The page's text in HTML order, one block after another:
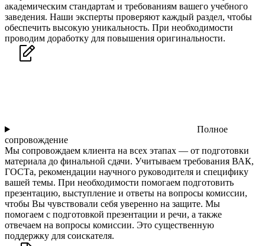
академическим стандартам и требованиям вашего учебного
заведения. Наши эксперты проверяют каждый раздел, чтобы
обеспечить высокую уникальность. При необходимости
проводим доработку для повышения оригинальности.
Полное
сопровождение
Мы сопровождаем клиента на всех этапах — от подготовки
материала до финальной сдачи. Учитываем требования ВАК,
ГОСТа, рекомендации научного руководителя и специфику
вашей темы. При необходимости помогаем подготовить
презентацию, выступление и ответы на вопросы комиссии,
чтобы Вы чувствовали себя уверенно на защите. Мы
помогаем с подготовкой презентации и речи, а также
отвечаем на вопросы комиссии. Это существенную
поддержку для соискателя.